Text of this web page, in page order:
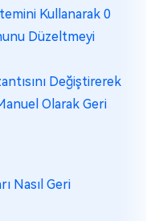
Kullanarak 0
Düzeltmeyi
Değiştirerek
Olarak Geri
Nasıl Geri